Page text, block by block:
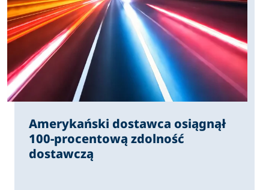
Amerykański dostawca osiągnął
100-procentową zdolność
dostawczą